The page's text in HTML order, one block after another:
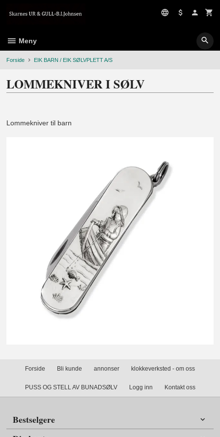
Meny
Forside EIK BARN / EIK SØLVPLETT A/S
LOMMEKNIVER I SØLV
Lommekniver til barn
Forside Bli kunde annonser klokkeverksted - om oss
PUSS OG STELL AV BUNADSØLV Logg inn Kontakt oss
Bestselgere